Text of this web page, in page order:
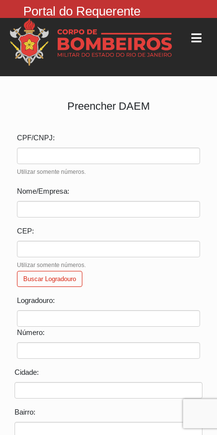
Portal do Requerente
Preencher DAEM
CPF/CNPJ:
Utilizar somente números.
Nome/Empresa:
CEP:
Utilizar somente números.
Buscar Logradouro
Logradouro:
Número:
Cidade:
Bairro: